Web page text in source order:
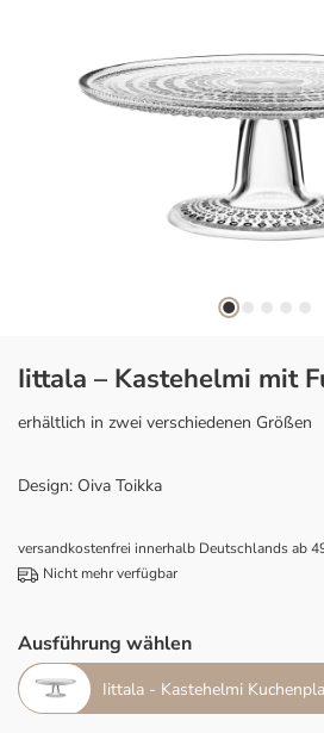
Iittala – Kastehelmi mit
erhältlich in zwei verschiedenen Größen
Design: Oiva Toikka
versandkostenfrei innerhalb Deutschlands ab
Nicht mehr verfügbar
Ausführung wählen
Iittala - Kastehelmi